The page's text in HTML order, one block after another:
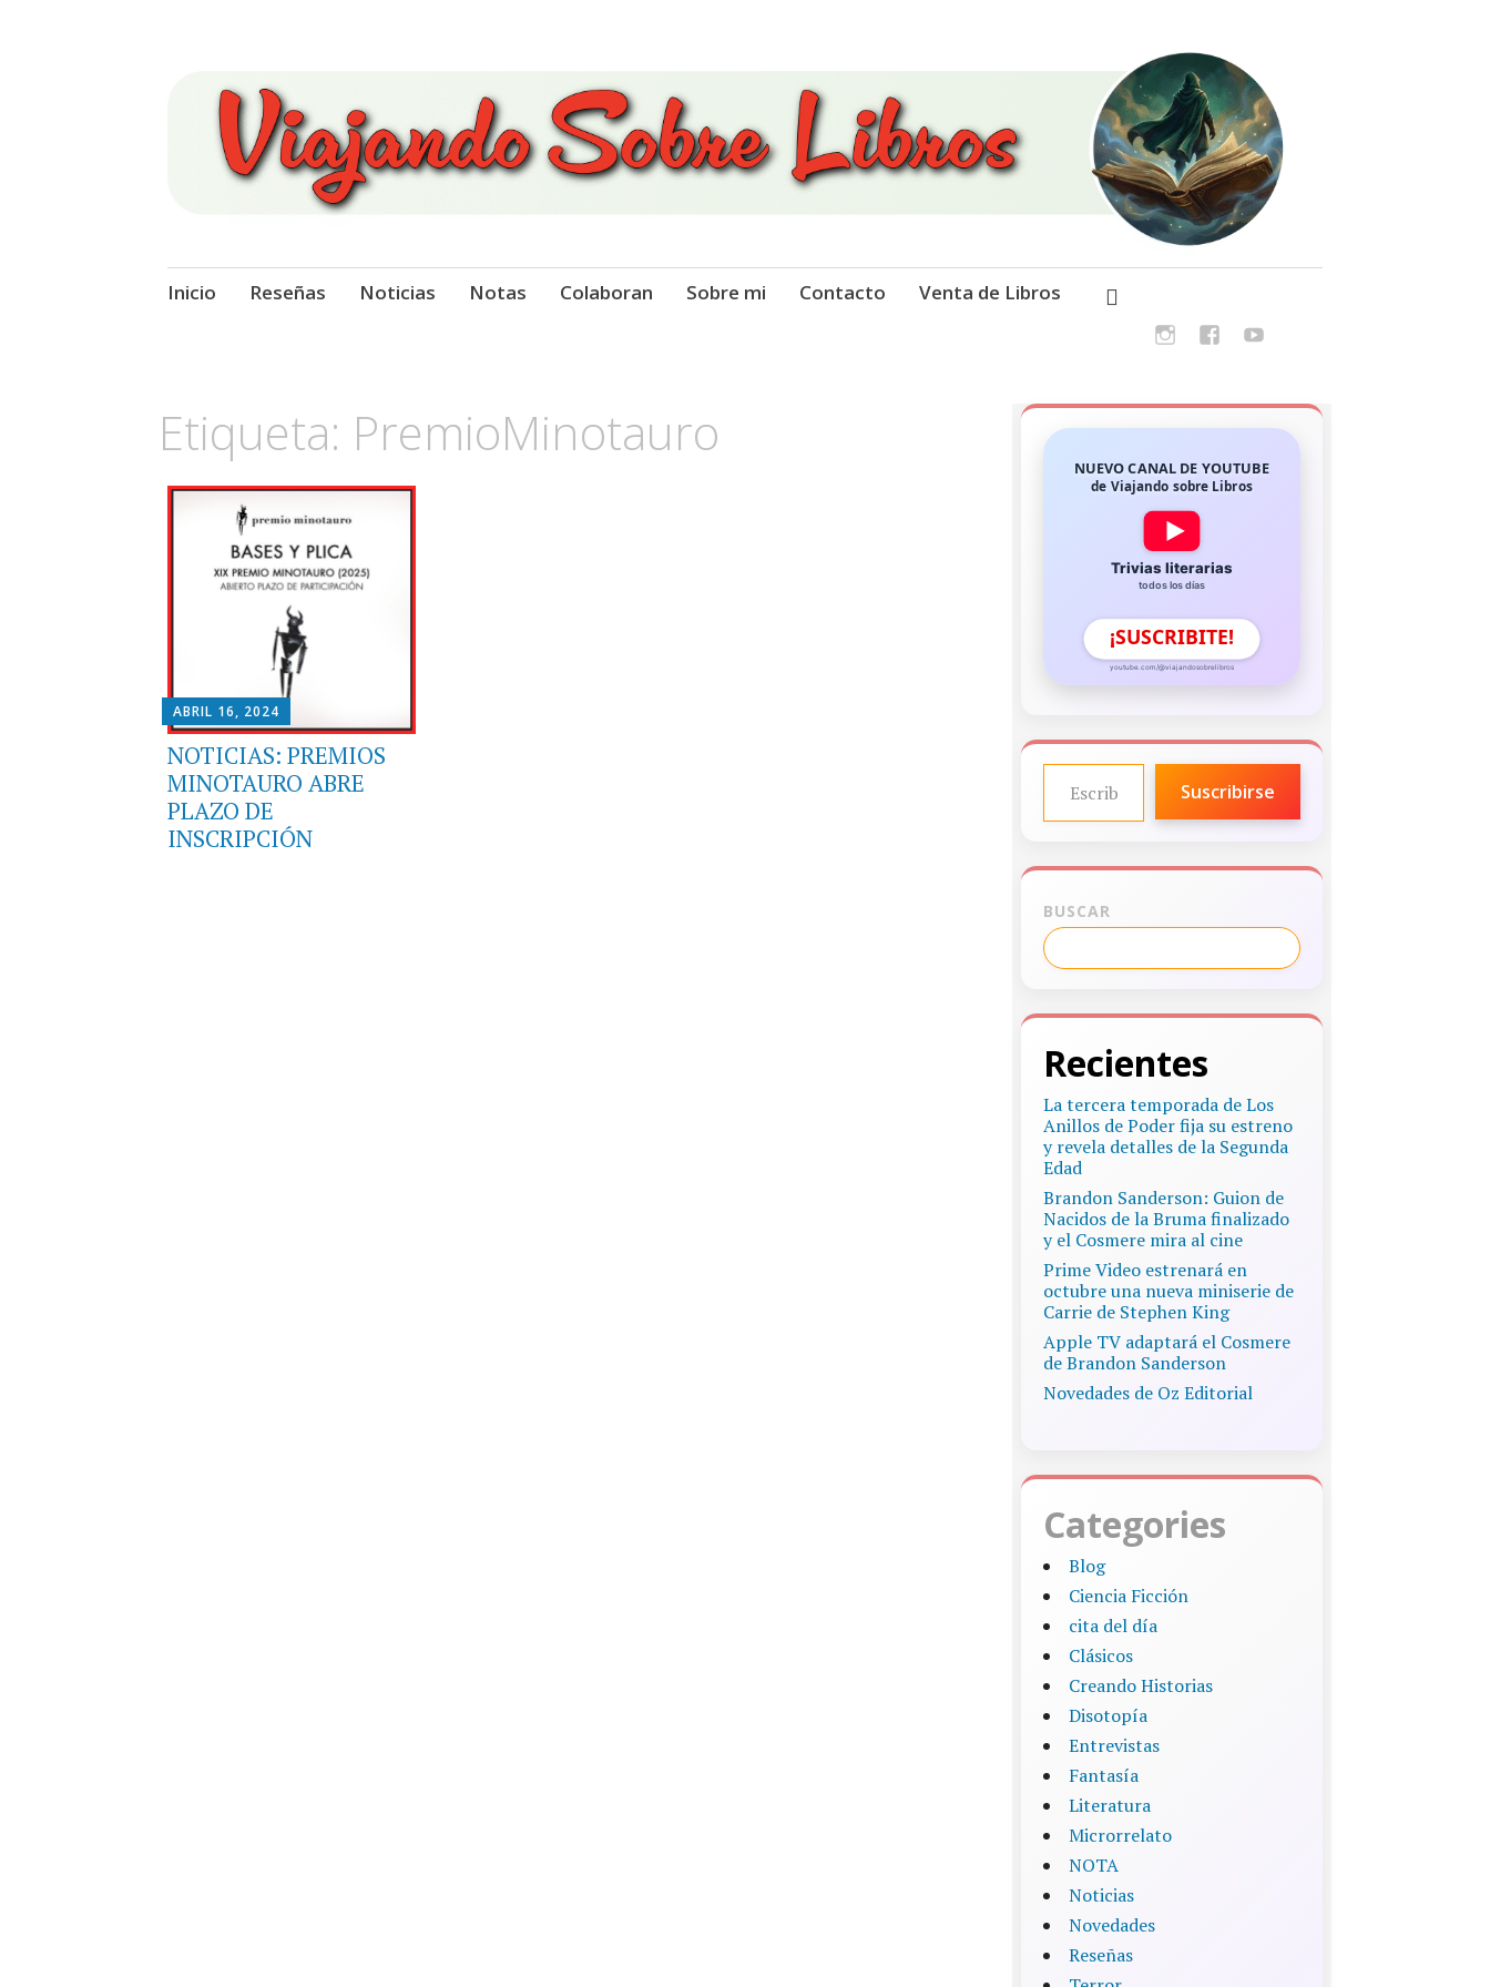
Viajando Sobre Libros
Ir
Inicio Reseñas Noticias Notas Colaboran Sobre mi Contacto Venta de Libros
Etiqueta: PremioMinotauro
ABRIL 16, 2024
NOTICIAS: PREMIOS
MINOTAURO ABRE
PLAZO DE
INSCRIPCIÓN
NUEVO CANAL DE YOUTUBE
de Viajando sobre Libros
Trivias literarias
todos los días
¡SUSCRIBITE!
youtube.com/@viajandosobrelibros
ESCRIBE TU CORREO ELECTRÓNICO…
Suscribirse
BUSCAR
Recientes
La tercera temporada de Los
Anillos de Poder fija su estreno
y revela detalles de la Segunda
Edad
Brandon Sanderson: Guion de
Nacidos de la Bruma finalizado
y el Cosmere mira al cine
Prime Video estrenará en
octubre una nueva miniserie de
Carrie de Stephen King
Apple TV adaptará el Cosmere
de Brandon Sanderson
Novedades de Oz Editorial
Categories
Blog
Ciencia Ficción
cita del día
Clásicos
Creando Historias
Disotopía
Entrevistas
Fantasía
Literatura
Microrrelato
NOTA
Noticias
Novedades
Reseñas